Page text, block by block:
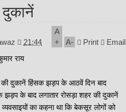
21:44
A
+
A- Print
Email
राय
दुकानें हिंसक झड़प के आठवें दिन बाद
झड़प के बाद लगातार रोसड़ा शहर की दुकानें
व्यवसाइयों का कहना था कि बेकसूर लोगों को